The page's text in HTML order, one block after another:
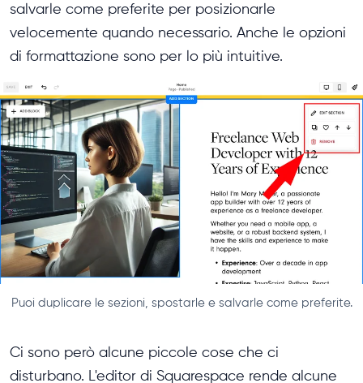
salvarle come preferite per posizionarle
velocemente quando necessario. Anche le opzioni
di formattazione sono per lo più intuitive.
Puoi duplicare le sezioni, spostarle e salvarle come preferite.
Ci sono però alcune piccole cose che ci
disturbano. L'editor di Squarespace rende alcune